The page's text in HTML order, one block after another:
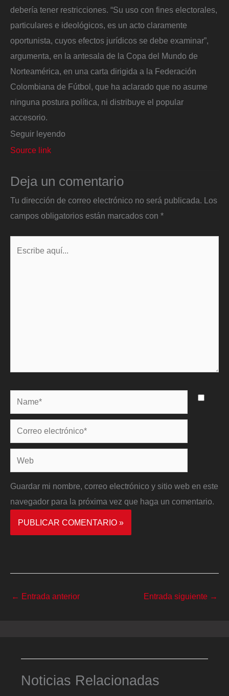
debería tener restricciones. “Su uso con fines electorales,
particulares e ideológicos, es un acto claramente
oportunista, cuyos efectos jurídicos se debe examinar”,
argumenta, en la antesala de la Copa del Mundo de
Norteamérica, en una carta dirigida a la Federación
Colombiana de Fútbol, que ha aclarado que no asume
ninguna postura política, ni distribuye el popular
accesorio.
Seguir leyendo
Source link
Deja un comentario
Tu dirección de correo electrónico no será publicada. Los
campos obligatorios están marcados con *
Name*
Correo
electrónico*
Web
Guardar mi nombre, correo electrónico y sitio web en este
navegador para la próxima vez que haga un comentario.
← Entrada anterior Entrada siguiente →
Noticias Relacionadas